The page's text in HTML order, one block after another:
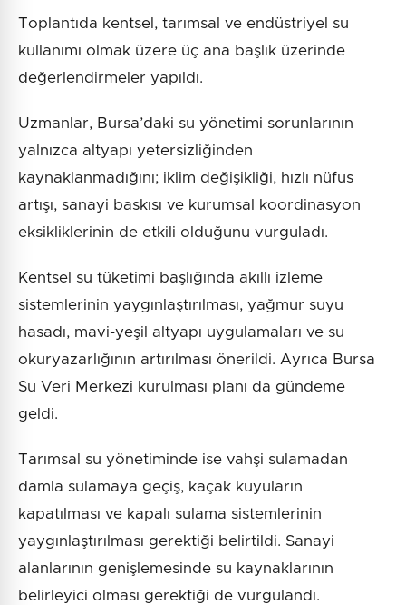
Toplantıda kentsel, tarımsal ve endüstriyel su
kullanımı olmak üzere üç ana başlık üzerinde
değerlendirmeler yapıldı.
Uzmanlar, Bursa’daki su yönetimi sorunlarının
yalnızca altyapı yetersizliğinden
kaynaklanmadığını; iklim değişikliği, hızlı nüfus
artışı, sanayi baskısı ve kurumsal koordinasyon
eksikliklerinin de etkili olduğunu vurguladı.
Kentsel su tüketimi başlığında akıllı izleme
sistemlerinin yaygınlaştırılması, yağmur suyu
hasadı, mavi-yeşil altyapı uygulamaları ve su
okuryazarlığının artırılması önerildi. Ayrıca Bursa
Su Veri Merkezi kurulması planı da gündeme
geldi.
Tarımsal su yönetiminde ise vahşi sulamadan
damla sulamaya geçiş, kaçak kuyuların
kapatılması ve kapalı sulama sistemlerinin
yaygınlaştırılması gerektiği belirtildi. Sanayi
alanlarının genişlemesinde su kaynaklarının
belirleyici olması gerektiği de vurgulandı.